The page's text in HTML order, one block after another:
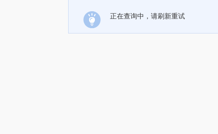
正在查询中，请刷新重试